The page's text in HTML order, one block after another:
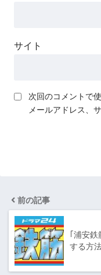
サイト
次回のコメントで
メールアドレス、
前の記事
｢浦安
する方